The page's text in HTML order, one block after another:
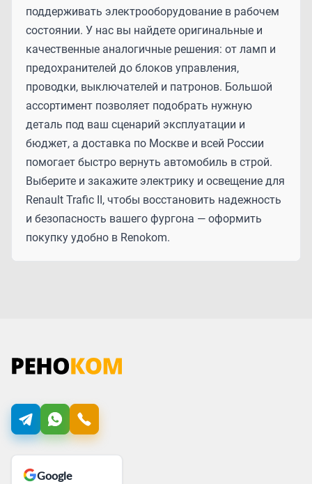
поддерживать электрооборудование в рабочем
состоянии. У нас вы найдете оригинальные и
качественные аналогичные решения: от ламп и
предохранителей до блоков управления,
проводки, выключателей и патронов. Большой
ассортимент позволяет подобрать нужную
деталь под ваш сценарий эксплуатации и
бюджет, а доставка по Москве и всей России
помогает быстро вернуть автомобиль в строй.
Выберите и закажите электрику и освещение для
Renault Trafic II, чтобы восстановить надежность
и безопасность вашего фургона — оформить
покупку удобно в Renokom.
Google